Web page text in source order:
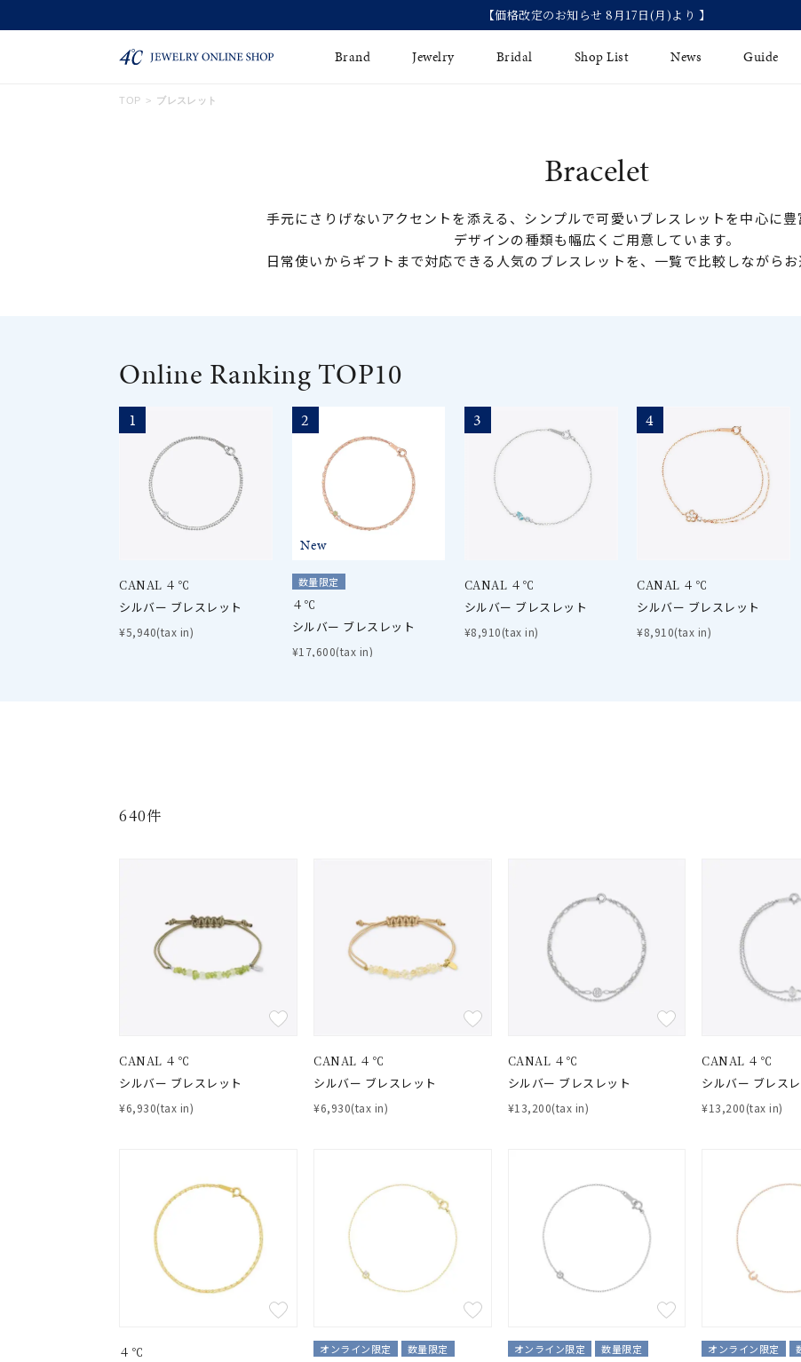
【価格改定のお知らせ 8月17日(月)より 】
Brand Jewelry
ブレスレット バングル
ペアネックレス ペアリング
ブライダルリングはこ
ちら
Bridal Shop List News Guide
よくあるご質問
ジュエリーケア
法人のお客様
ブライ
TOP ブレスレット
Bracelet
手元にさりげないアクセントを添える、シンプルで可愛いブレスレットを中心に豊
デザインの種類も幅広くご用意しています。
日常使いからギフトまで対応できる人気のブレスレットを、一覧で比較しながらお
Online Ranking TOP10
1
CANAL ４℃
シルバー ブレスレット
¥5,940(tax in)
New
2
数量限定
４℃
シルバー ブレスレット
¥17,600(tax in)
3
CANAL ４℃
シルバー ブレスレット
¥8,910(tax in)
4
CANAL ４℃
シルバー ブレスレット
¥8,910(tax in)
640件
CANAL ４℃
シルバー ブレスレット
¥6,930(tax in)
CANAL ４℃
シルバー ブレスレット
¥6,930(tax in)
CANAL ４℃
シルバー ブレスレット
¥13,200(tax in)
CANAL ４℃
シルバー ブレス
¥13,200(tax in)
４℃
オンライン限定 数量限定 オンライン限定 数量限定 オンライン限定